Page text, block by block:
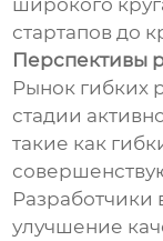
стартапов до
Перспективы
Рынок гибких
стадии
такие как
Разработчики
улучшение